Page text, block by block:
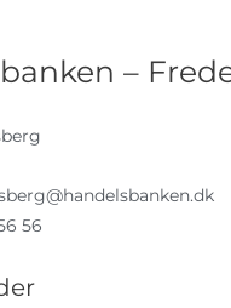
–
@handelsbanken.dk
56